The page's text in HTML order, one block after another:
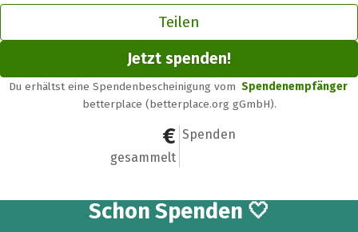
Teilen
Jetzt spenden!
Du erhältst eine Spendenbescheinigung vom Spendenempfänger
betterplace (betterplace.org gGmbH).
801 €
gesammelt
8
Spenden
Schon 8
Spenden 🤍